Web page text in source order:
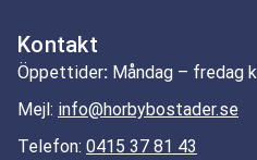
Kontakt
Öppettider: Måndag – fredag
Mejl: info@horbybostader.se
Telefon: 0415 37 81 43